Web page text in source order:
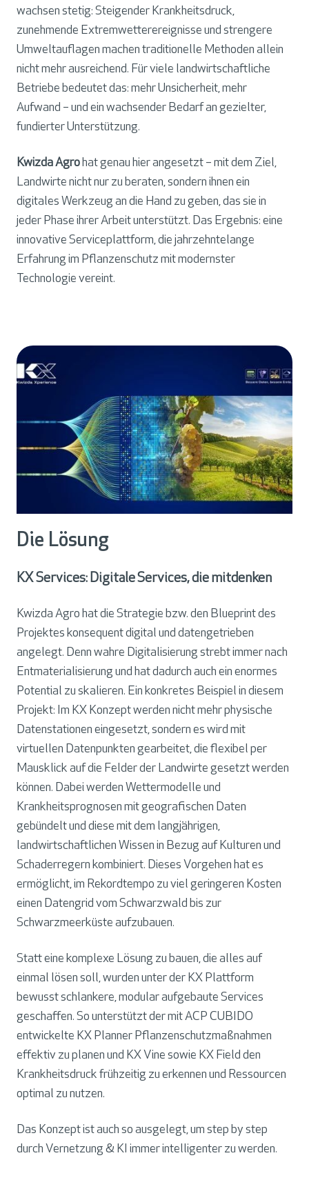
wachsen stetig: Steigender Krankheitsdruck,
zunehmende Extremwetterereignisse und strengere
Umweltauflagen machen traditionelle Methoden allein
nicht mehr ausreichend. Für viele landwirtschaftliche
Betriebe bedeutet das: mehr Unsicherheit, mehr
Aufwand – und ein wachsender Bedarf an gezielter,
fundierter Unterstützung.
Kwizda Agrohat genau hier angesetzt – mit dem Ziel,
Landwirte nicht nur zu beraten, sondern ihnen ein
digitales Werkzeug an die Hand zu geben, das sie in
jeder Phase ihrer Arbeit unterstützt. Das Ergebnis: eine
innovative Serviceplattform, die jahrzehntelange
Erfahrung im Pflanzenschutz mit modernster
Technologie vereint.
Die Lösung
KX Services: Digitale Services, die mitdenken
Kwizda Agro hat die Strategie bzw. den Blueprint des
Projektes konsequent digital und datengetrieben
angelegt. Denn wahre Digitalisierung strebt immer nach
Entmaterialisierung und hat dadurch auch ein enormes
Potential zu skalieren. Ein konkretes Beispiel in diesem
Projekt: Im KX Konzept werden nicht mehr physische
Datenstationen eingesetzt, sondern es wird mit
virtuellen Datenpunkten gearbeitet, die flexibel per
Mausklick auf die Felder der Landwirte gesetzt werden
können. Dabei werden Wettermodelle und
Krankheitsprognosen mit geografischen Daten
gebündelt und diese mit dem langjährigen,
landwirtschaftlichen Wissen in Bezug auf Kulturen und
Schaderregern kombiniert. Dieses Vorgehen hat es
ermöglicht, im Rekordtempo zu viel geringeren Kosten
einen Datengrid vom Schwarzwald bis zur
Schwarzmeerküste aufzubauen.
Statt eine komplexe Lösung zu bauen, die alles auf
einmal lösen soll, wurden unter der KX Plattform
bewusst schlankere, modular aufgebaute Services
geschaffen. So unterstützt der mit ACP CUBIDO
entwickelte KX Planner Pflanzenschutzmaßnahmen
effektiv zu planen und KX Vine sowie KX Field den
Krankheitsdruck frühzeitig zu erkennen und Ressourcen
optimal zu nutzen.
Das Konzept ist auch so ausgelegt, um step by step
durch Vernetzung & KI immer intelligenter zu werden.